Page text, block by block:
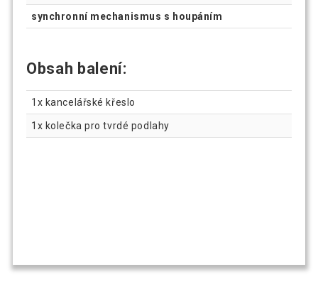
synchronní mechanismus s houpáním
Obsah balení:
1x kancelářské křeslo
1x kolečka pro tvrdé podlahy